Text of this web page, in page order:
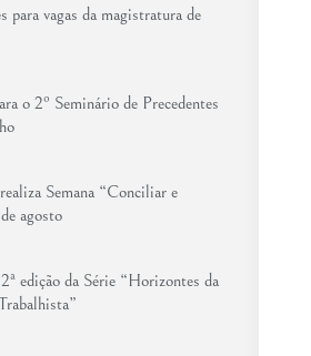
para vagas da magistratura de
o 2º Seminário de Precedentes
Semana “Conciliar e
agosto
edição da Série “Horizontes da